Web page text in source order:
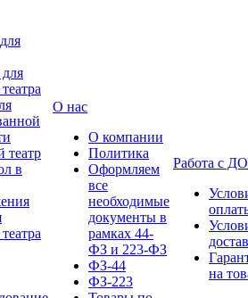
театр
в
О нас
О компании
Политика
Оформляем
все
необходимые
документы в
рамках 44-
ФЗ и 223-ФЗ
ФЗ-44
ФЗ-223
Работа с
на